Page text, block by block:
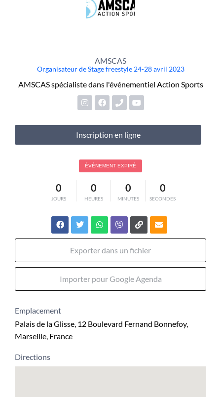
AMSCAS
Organisateur de Stage freestyle 24-28 avril 2023
AMSCAS spécialiste dans l'événementiel Action Sports
Inscription en ligne
ÉVÉNEMENT EXPIRÉ
0
JOURS
0
HEURES
0
MINUTES
0
SECONDES
Exporter dans un fichier
Importer pour Google Agenda
Emplacement
Palais de la Glisse, 12 Boulevard Fernand Bonnefoy,
Marseille, France
Directions